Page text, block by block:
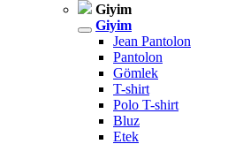
Giyim
Giyim
Jean Pantolon
Pantolon
Gömlek
T-shirt
Polo T-shirt
Bluz
Etek